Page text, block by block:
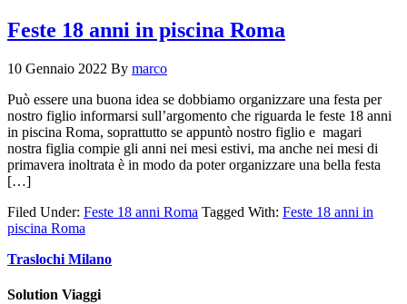
Feste 18 anni in piscina Roma
10 Gennaio 2022 By marco
Può essere una buona idea se dobbiamo organizzare una festa per
nostro figlio informarsi sull’argomento che riguarda le feste 18 anni
in piscina Roma, soprattutto se appuntò nostro figlio e magari
nostra figlia compie gli anni nei mesi estivi, ma anche nei mesi di
primavera inoltrata è in modo da poter organizzare una bella festa
[…]
Filed Under: Feste 18 anni Roma Tagged With: Feste 18 anni in
piscina Roma
Traslochi Milano
Solution Viaggi